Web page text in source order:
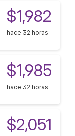
$1,982
hace 32 horas
$1,985
hace 32 horas
$2,051